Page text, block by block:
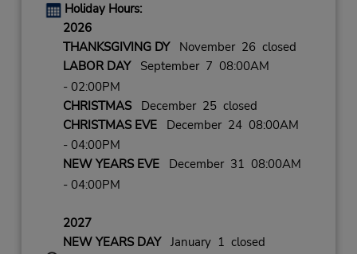
Holiday Hours:
2026
THANKSGIVING DYNovember 26 closed
LABOR DAYSeptember 7 08:00AM
- 02:00PM
CHRISTMASDecember 25 closed
CHRISTMAS EVEDecember 24 08:00AM
- 04:00PM
NEW YEARS EVEDecember 31 08:00AM
- 04:00PM
2027
NEW YEARS DAYJanuary 1 closed